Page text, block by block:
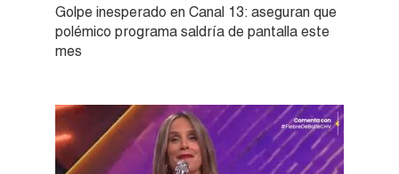
Golpe inesperado en Canal 13: aseguran que
polémico programa saldría de pantalla este
mes